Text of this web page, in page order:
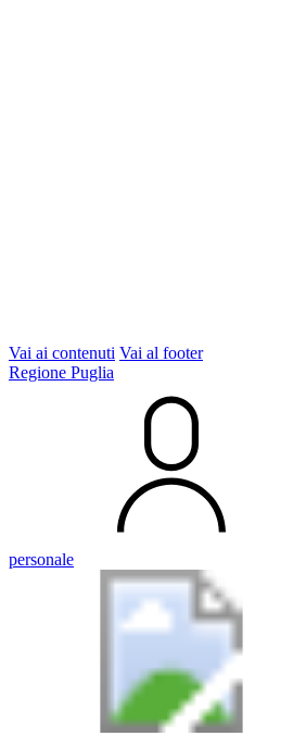
Vai ai contenuti Vai al footer
Regione Puglia
personale